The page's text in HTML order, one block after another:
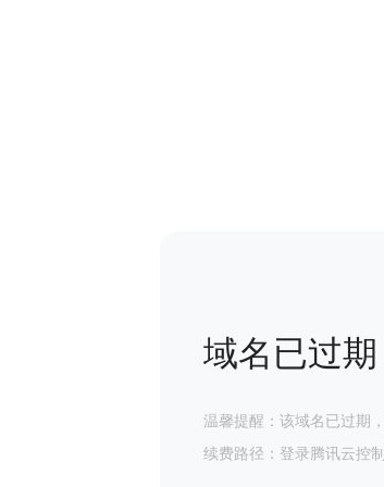
域名已过
温馨提醒：该域名已过期
续费路径：登录腾讯云控